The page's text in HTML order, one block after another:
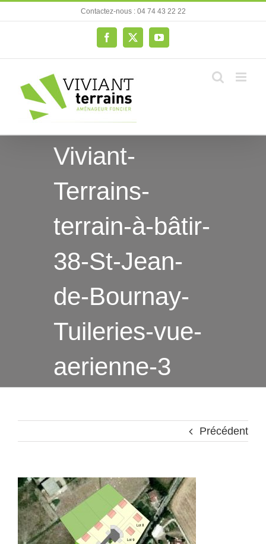
au
Contactez-nous : 04 74 43 22 22
Facebook
X YouTube
Viviant-
Terrains-
terrain-à-bâtir-
38-St-Jean-
de-Bournay-
Tuileries-vue-
aerienne-3
Précédent